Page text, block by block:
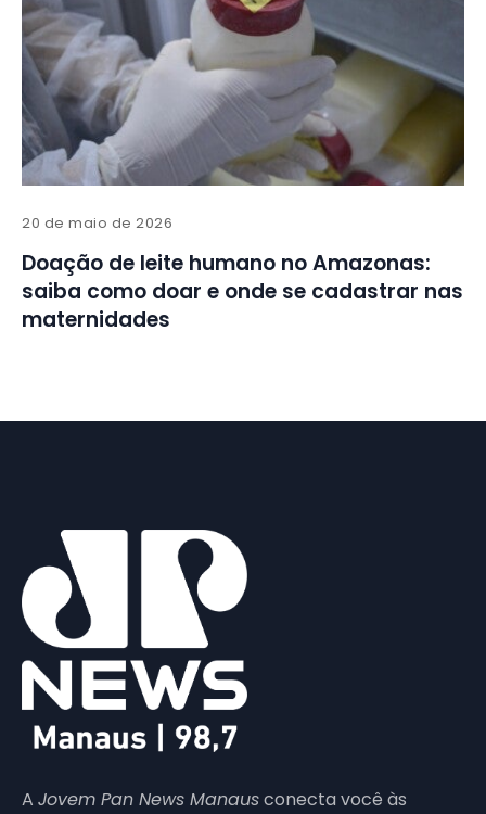
20 de maio de 2026
Doação de leite humano no Amazonas:
saiba como doar e onde se cadastrar nas
maternidades
A Jovem Pan News Manausconecta você às